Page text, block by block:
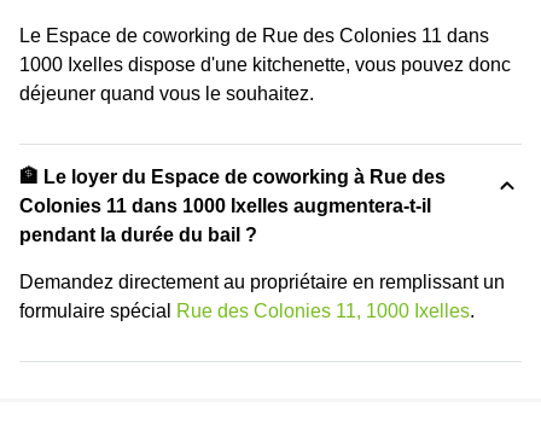
Le Espace de coworking de Rue des Colonies 11 dans
1000 Ixelles dispose d'une kitchenette, vous pouvez donc
déjeuner quand vous le souhaitez.
🏦 Le loyer du Espace de coworking à Rue des
Colonies 11 dans 1000 Ixelles augmentera-t-il
pendant la durée du bail ?
Demandez directement au propriétaire en remplissant un
formulaire spécial
Rue des Colonies 11, 1000 Ixelles.